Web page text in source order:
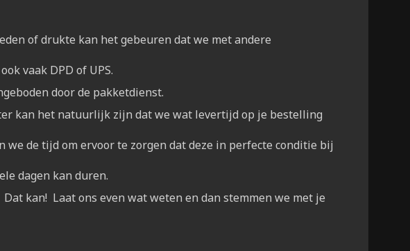
of drukte kan het gebeuren dat we met andere
vaak DPD of UPS.
door de pakketdienst.
kan het natuurlijk zijn dat we wat levertijd op je bestelling
de tijd om ervoor te zorgen dat deze in perfecte conditie bij
dagen kan duren.
kan! Laat ons even wat weten en dan stemmen we met je